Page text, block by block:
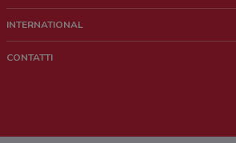
Chi siamo
Lavora con noi
Richieste commerciali e marketing
INTERNATIONAL
CONTATTI
Hai un malfunzionamento sul web o sull'app?